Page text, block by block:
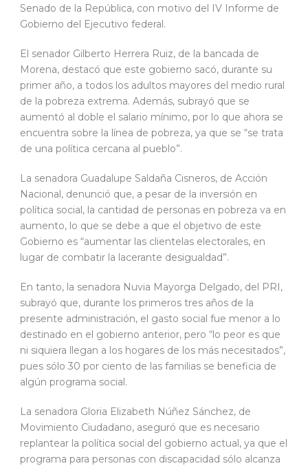
Senado de la República, con motivo del IV Informe de
Gobierno del Ejecutivo federal.
El senador Gilberto Herrera Ruiz, de la bancada de
Morena, destacó que este gobierno sacó, durante su
primer año, a todos los adultos mayores del medio rural
de la pobreza extrema. Además, subrayó que se
aumentó al doble el salario mínimo, por lo que ahora se
encuentra sobre la línea de pobreza, ya que se “se trata
de una política cercana al pueblo”.
La senadora Guadalupe Saldaña Cisneros, de Acción
Nacional, denunció que, a pesar de la inversión en
política social, la cantidad de personas en pobreza va en
aumento, lo que se debe a que el objetivo de este
Gobierno es “aumentar las clientelas electorales, en
lugar de combatir la lacerante desigualdad”.
En tanto, la senadora Nuvia Mayorga Delgado, del PRI,
subrayó que, durante los primeros tres años de la
presente administración, el gasto social fue menor a lo
destinado en el gobierno anterior, pero “lo peor es que
ni siquiera llegan a los hogares de los más necesitados”,
pues sólo 30 por ciento de las familias se beneficia de
algún programa social.
La senadora Gloria Elizabeth Núñez Sánchez, de
Movimiento Ciudadano, aseguró que es necesario
replantear la política social del gobierno actual, ya que el
programa para personas con discapacidad sólo alcanza